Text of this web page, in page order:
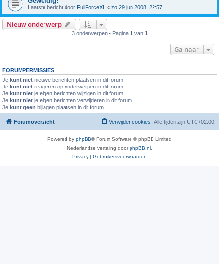
Laatste bericht door FullForceXL « zo 29 jun 2008, 22:57
Nieuw onderwerp
3 onderwerpen • Pagina 1 van 1
Ga naar
FORUMPERMISSIES
Je kunt niet nieuwe berichten plaatsen in dit forum
Je kunt niet reageren op onderwerpen in dit forum
Je kunt niet je eigen berichten wijzigen in dit forum
Je kunt niet je eigen berichten verwijderen in dit forum
Je kunt geen bijlagen plaatsen in dit forum
Forumoverzicht Alle tijden zijn UTC+02:00
Verwijder cookies
Powered by phpBB® Forum Software © phpBB Limited
Nederlandse vertaling doorphpBB.nl
Privacy | Gebruikersvoorwaarden